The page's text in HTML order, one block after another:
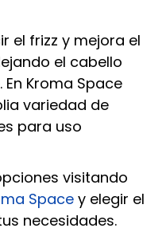
el frizz y mejora el
el cabello
Kroma Space
variedad de
para uso
visitando
Space y elegir el
necesidades.